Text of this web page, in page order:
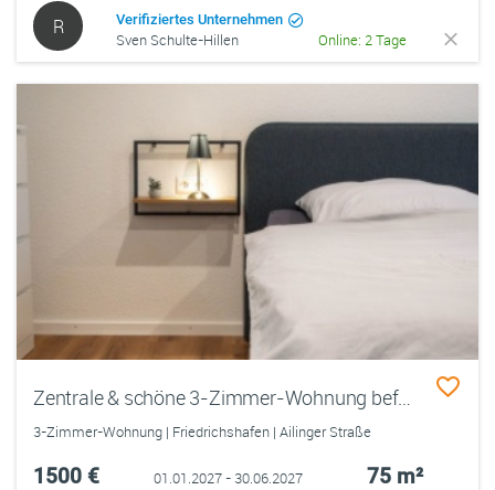
R Verifiziertes Unternehmen
Sven Schulte-Hillen Online: 2 Tage
Zentrale & schöne 3-Zimmer-Wohnung befristet zu vermieten (01.01.27 - 30.06.27)
3-Zimmer-Wohnung | Friedrichshafen | Ailinger Straße
1500 € 01.01.2027 - 30.06.2027 75 m²